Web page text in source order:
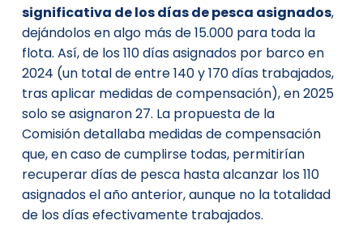
significativa de los días de pesca asignados,
dejándolos en algo más de 15.000 para toda la
flota. Así, de los 110 días asignados por barco en
2024 (un total de entre 140 y 170 días trabajados,
tras aplicar medidas de compensación), en 2025
solo se asignaron 27. La propuesta de la
Comisión detallaba medidas de compensación
que, en caso de cumplirse todas, permitirían
recuperar días de pesca hasta alcanzar los 110
asignados el año anterior, aunque no la totalidad
de los días efectivamente trabajados.